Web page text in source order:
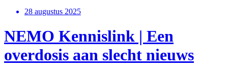
28 augustus 2025
NEMO Kennislink | Een
overdosis aan slecht nieuws